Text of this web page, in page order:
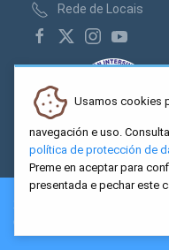
Rede de Locais
2026 CIG. Confederación
Caaveiro 10, Santiago de
Usamos cookies
navegación e uso.
política de protección de
Preme en aceptar para
presentada e pechar este